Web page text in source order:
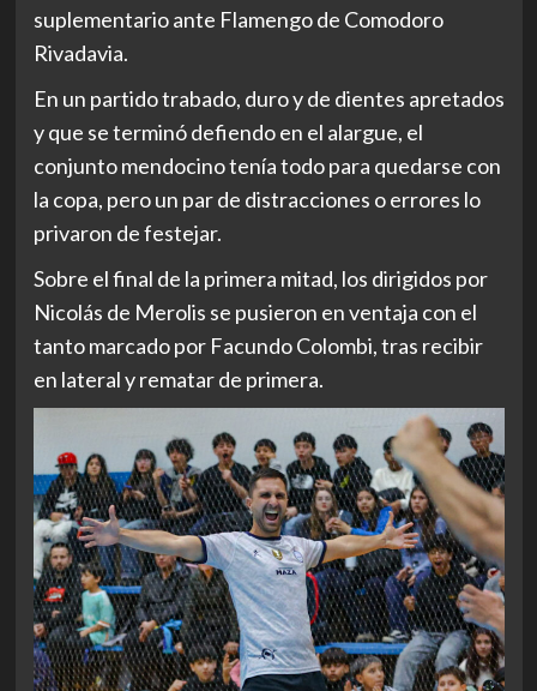
suplementario ante Flamengo de Comodoro
Rivadavia.
En un partido trabado, duro y de dientes apretados
y que se terminó defiendo en el alargue, el
conjunto mendocino tenía todo para quedarse con
la copa, pero un par de distracciones o errores lo
privaron de festejar.
Sobre el final de la primera mitad, los dirigidos por
Nicolás de Merolis se pusieron en ventaja con el
tanto marcado por Facundo Colombi, tras recibir
en lateral y rematar de primera.